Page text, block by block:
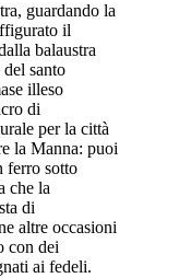
guardando la
il
balaustra
santo
illeso
di
per la città
la Manna: puoi
ferro sotto
che la
di
altre occasioni
con dei
ai fedeli.